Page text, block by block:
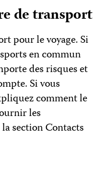
de transport
pour le voyage. Si
en commun
des risques et
Si vous
comment le
les
section Contacts